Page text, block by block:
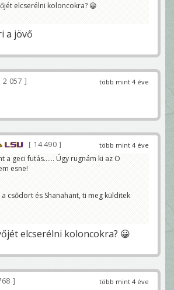
elcserélni koloncokra? 😀
a jövő
több mint 4 éve
2 057
több mint 4 éve
14 490
a geci futás...... Úgy rugnám ki az O
esne!
csődört és Shanahant, ti meg külditek
elcserélni koloncokra? 😀
több mint 4 éve